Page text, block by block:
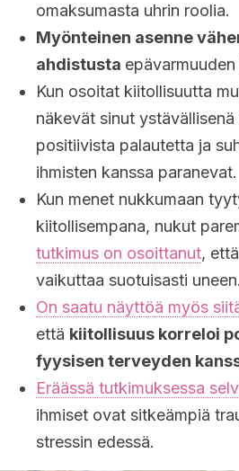
omaksumasta uhrin roolia.
Myönteinen asenne
ahdistusta
Kun osoitat kiitollisuutta
näkevät sinut
positiivista palautetta ja
ihmisten kanssa paranevat.
Kun menet nukkumaan
kiitollisempana, nukut
tutkimus on osoittanut,
vaikuttaa suotuisasti uneen.
On saatu näyttöä myös
että kiitollisuus korreloi
fyysisen terveyden
Eräässä tutkimuksessa
ihmiset ovat sitkeämpiä
stressin edessä.